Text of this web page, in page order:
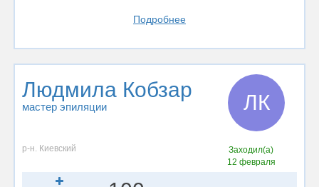
Подробнее
Людмила Кобзар
мастер эпиляции ЛК
р-н. Киевский
Заходил(а)
12 февраля